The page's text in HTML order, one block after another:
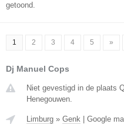
getoond.
1 2 3 4 5 »
Dj Manuel Cops
Niet gevestigd in de plaats
Henegouwen.
Limburg » Genk Google